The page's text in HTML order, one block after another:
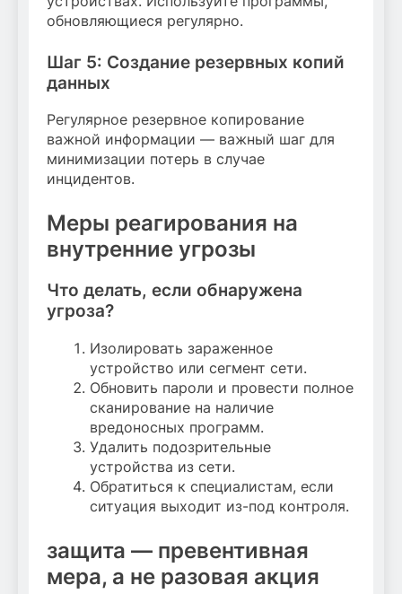
обновляющиеся регулярно.
Шаг 5: Создание резервных копий
данных
Регулярное резервное копирование
важной информации — важный шаг для
минимизации потерь в случае
инцидентов.
Меры реагирования на
внутренние угрозы
Что делать, если обнаружена
угроза?
Изолировать зараженное
устройство или сегмент сети.
Обновить пароли и провести полное
сканирование на наличие
вредоносных программ.
Удалить подозрительные
устройства из сети.
Обратиться к специалистам, если
ситуация выходит из-под контроля.
защита — превентивная
мера, а не разовая акция